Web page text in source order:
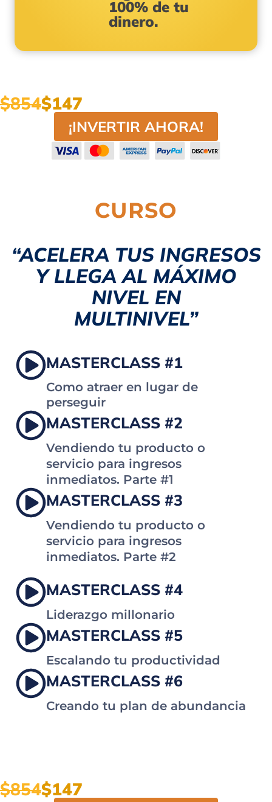
100% de tu
dinero.
$854$147
¡INVERTIR AHORA!
CURSO
“ACELERA TUS INGRESOS
Y LLEGA AL MÁXIMO
NIVEL EN
MULTINIVEL”
MASTERCLASS #1
Como atraer en lugar de
perseguir
MASTERCLASS #2
Vendiendo tu producto o
servicio para ingresos
inmediatos. Parte #1
MASTERCLASS #3
Vendiendo tu producto o
servicio para ingresos
inmediatos. Parte #2
MASTERCLASS #4
Liderazgo millonario
MASTERCLASS #5
Escalando tu productividad
MASTERCLASS #6
Creando tu plan de abundancia
$854$147